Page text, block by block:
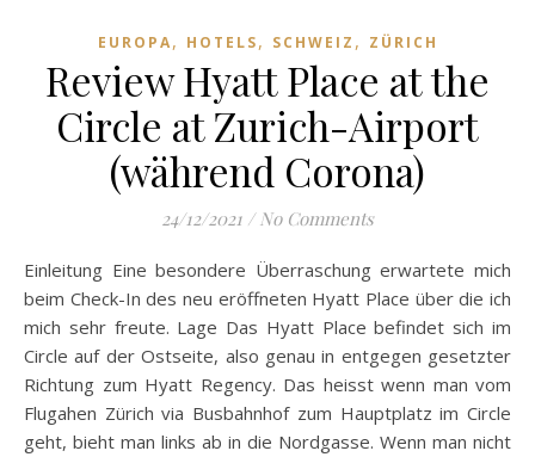
EUROPA, HOTELS, SCHWEIZ , ZÜRICH
Review Hyatt Place at the
Circle at Zurich-Airport
(während Corona)
24/12/2021 / No Comments
Einleitung Eine besondere Überraschung erwartete mich
beim Check-In des neu eröffneten Hyatt Place über die ich
mich sehr freute. Lage Das Hyatt Place befindet sich im
Circle auf der Ostseite, also genau in entgegen gesetzter
Richtung zum Hyatt Regency. Das heisst wenn man vom
Flugahen Zürich via Busbahnhof zum Hauptplatz im Circle
geht, bieht man links ab in die Nordgasse. Wenn man nicht